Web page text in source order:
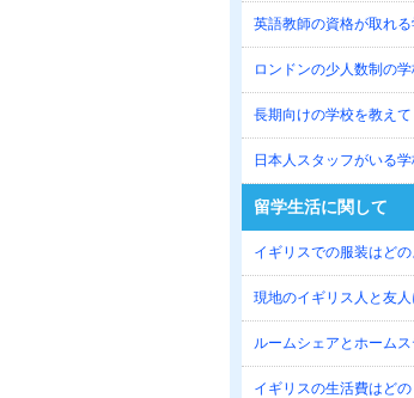
長期向けの学校を教えて
留学生活に関して